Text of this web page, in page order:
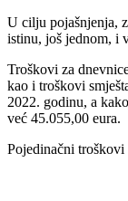
U cilju pojašnjenja,
istinu, još jednom, i
Troškovi za
kao i troškovi
2022. godinu, a
već 45.055,00 eura.
Pojedinačni troškovi